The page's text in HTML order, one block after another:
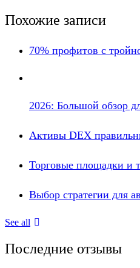
Похожие записи
70% профитов с
2026: Большой обзор
Активы DEX
Торговые площадки и
Выбор стратегии для
See all
Последние отзывы